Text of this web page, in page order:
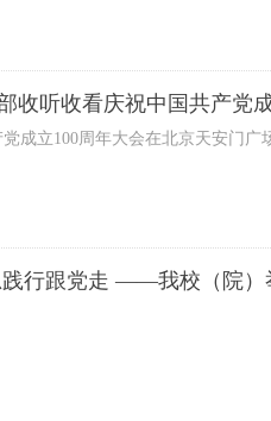
收听收看庆祝中国共产党
成立100周年大会在北京天安门
事我来讲 悟思践行跟党走 ——我